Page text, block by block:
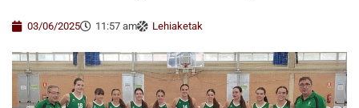
03/06/2025 11:57 am Lehiaketak